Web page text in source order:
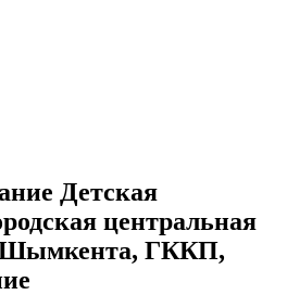
Детская
центральная
Шымкента, ГККП,